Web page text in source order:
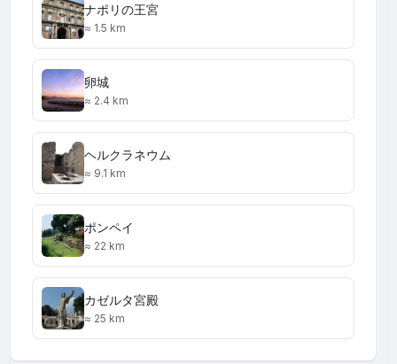
ナポリの王宮
≈ 1.5 km
卵城
≈ 2.4 km
ヘルクラネウム
≈ 9.1 km
ポンペイ
≈ 22 km
カゼルタ宮殿
≈ 25 km